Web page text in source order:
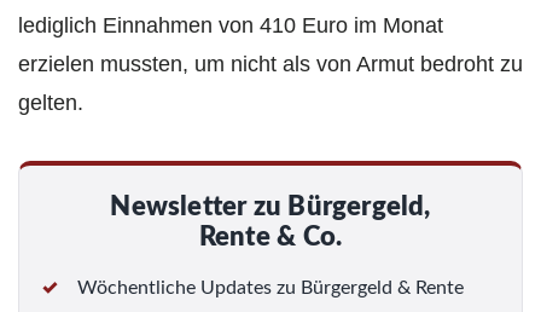
lediglich Einnahmen von 410 Euro im Monat
erzielen mussten, um nicht als von Armut bedroht zu
gelten.
Newsletter zu Bürgergeld,
Rente & Co.
Wöchentliche Updates zu Bürgergeld & Rente